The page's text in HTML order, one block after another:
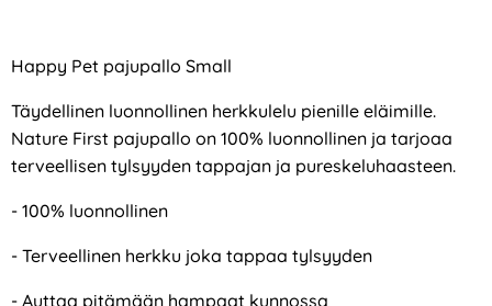
Happy Pet pajupallo Small
Täydellinen luonnollinen herkkulelu pienille eläimille.
Nature First pajupallo on 100% luonnollinen ja tarjoaa
terveellisen tylsyyden tappajan ja pureskeluhaasteen.
- 100% luonnollinen
- Terveellinen herkku joka tappaa tylsyyden
- Auttaa pitämään hampaat kunnossa